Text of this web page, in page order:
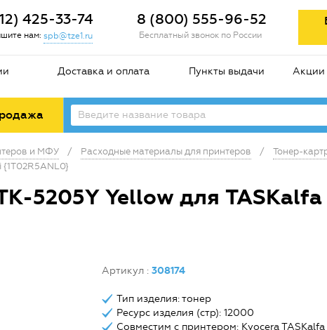
425-33-74
нам: spb@tze1.ru
8 (800) 555-96-52
Бесплатный звонок по России
Доставка и оплата Пункты выдачи Акции
и МФУ / Расходные материалы для принтеров / Тонер-
{1T02R5ANL0}
5205Y Yellow для
Артикул : 308174
Тип изделия: тонер
Ресурс изделия (стр): 12000
Совместим с принтером: Kyocera TASKalfa